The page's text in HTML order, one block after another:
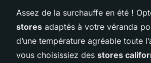
Assez de la surchauffe en été !
stores adaptés à votre véranda
d’une température agréable toute
vous choisissiez des stores